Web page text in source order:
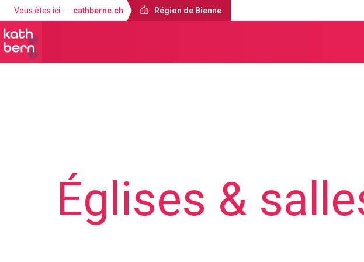
Vous êtes ici : cathberne.ch Région de Bienne
Églises &